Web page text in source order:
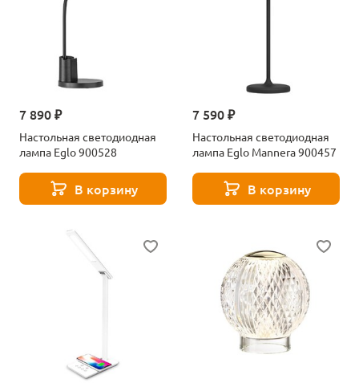
7 890 ₽
Настольная светодиодная
лампа Eglo 900528
В корзину
7 590 ₽
Настольная светодиодная
лампа Eglo Mannera 900457
В корзину